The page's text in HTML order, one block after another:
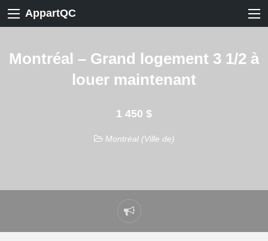
AppartQC
Montréal – Grand logement 3 1/2 à
louer maintenant
1 450 $
Montréal (Ville de)
Signaler
un